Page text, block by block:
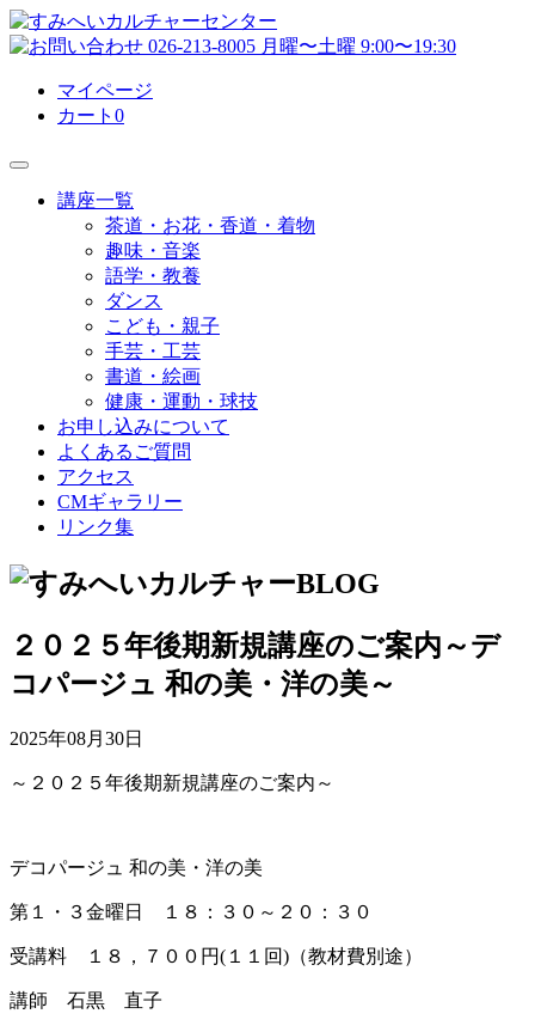
マイページ
カート 0
講座一覧
茶道・お花・香道・着物
趣味・音楽
語学・教養
ダンス
こども・親子
手芸・工芸
書道・絵画
健康・運動・球技
お申し込みについて
よくあるご質問
アクセス
CMギャラリー
リンク集
２０２５年後期新規講座のご案内～デ
コパージュ 和の美・洋の美～
2025年08月30日
～２０２５年後期新規講座のご案内～
デコパージュ 和の美・洋の美
第１・３金曜日 １８：３０～２０：３０
受講料 １８，７００円(１１回)（教材費別途）
講師 石黒 直子